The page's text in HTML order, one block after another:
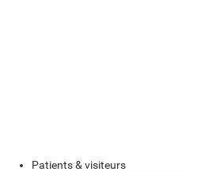
Patients & visiteurs